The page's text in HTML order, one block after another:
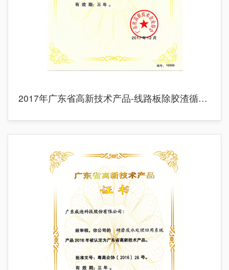
2017年广东省高新技术产品-线路板除胶渣循环处理系统